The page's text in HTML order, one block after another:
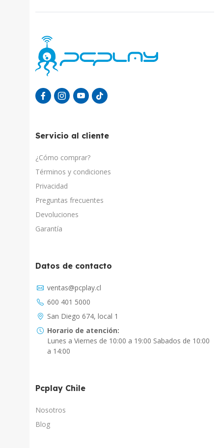
Servicio al cliente
¿Cómo comprar?
Términos y condiciones
Privacidad
Preguntas frecuentes
Devoluciones
Garantía
Datos de contacto
ventas@pcplay.cl
600 401 5000
San Diego 674, local 1
Horario de atención:
Lunes a Viernes de 10:00 a 19:00 Sabados de 10:00
a 14:00
Pcplay Chile
Nosotros
Blog
Chat con IA
PcPlay Santiago / Web
Hola soy Freddy, en que puedo ayudarte...
PcPlay Santiago / Tienda
PCPlay Osorno